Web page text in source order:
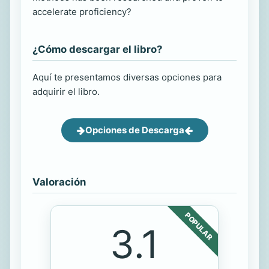
accelerate proficiency?
¿Cómo descargar el libro?
Aquí te presentamos diversas opciones para
adquirir el libro.
Opciones de Descarga
Valoración
POPULAR
3.1